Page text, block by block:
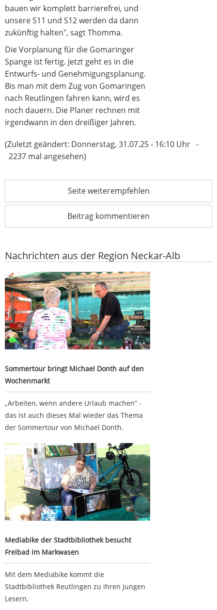
bauen wir komplett barrierefrei, und
unsere S11 und S12 werden da dann
zukünftig halten", sagt Thomma.
Die Vorplanung für die Gomaringer
Spange ist fertig. Jetzt geht es in die
Entwurfs- und Genehmigungsplanung.
Bis man mit dem Zug von Gomaringen
nach Reutlingen fahren kann, wird es
noch dauern. Die Planer rechnen mit
irgendwann in den dreißiger Jahren.
(Zuletzt geändert: Donnerstag, 31.07.25 - 16:10 Uhr -
2237 mal angesehen)
Seite weiterempfehlen
Beitrag kommentieren
Nachrichten aus der Region Neckar-Alb
Sommertour bringt Michael Donth auf den Wochenmarkt
Sommertour bringt Michael Donth auf den
Wochenmarkt
„Arbeiten, wenn andere Urlaub machen“ -
das ist auch dieses Mal wieder das Thema
der Sommertour von Michael Donth.
Mediabike der Stadtbibliothek besucht Freibad im
Markwasen
Mediabike der Stadtbibliothek besucht
Freibad im Markwasen
Mit dem Mediabike kommt die
Stadtbibliothek Reutlingen zu ihren jungen
Lesern.